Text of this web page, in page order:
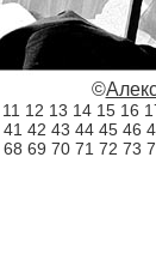
©
11 12 13 14 15 16
41 42 43 44 45 46
68 69 70 71 72 73